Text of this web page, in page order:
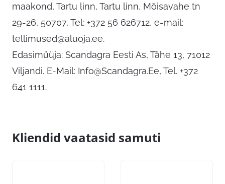
maakond, Tartu linn, Tartu linn, Mõisavahe tn
29-26, 50707, Tel: +372 56 626712, e-mail:
tellimused@aluoja.ee.
Edasimüüja: Scandagra Eesti As, Tähe 13, 71012
Viljandi. E-Mail: Info@Scandagra.Ee, Tel. +372
641 1111.
Kliendid vaatasid samuti